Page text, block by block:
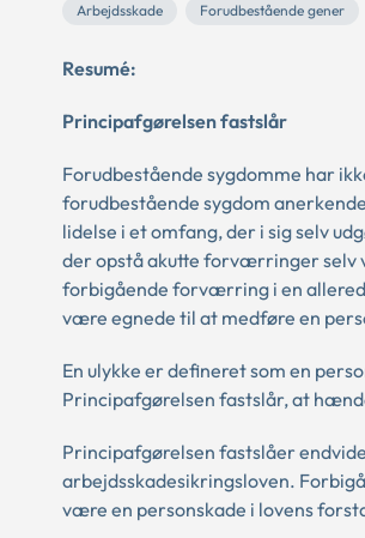
Arbejdsskade Forudbestående gener
Resumé:
Principafgørelsen fastslår
Forudbestående sygdomme har
forudbestående sygdom
lidelse i et omfang, der i sig selv
der opstå akutte forværringer selv
forbigående forværring i en
være egnede til at medføre en
En ulykke er defineret som en
Principafgørelsen fastslår, at
Principafgørelsen fastslåer
arbejdsskadesikringsloven.
være en personskade i lovens